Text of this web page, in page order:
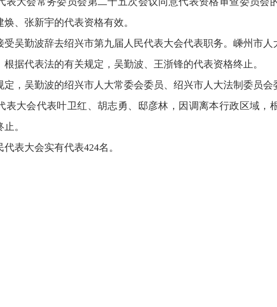
、张新宇的代表资格有效。
受吴勤波辞去绍兴市第九届人民代表大会代表职务。嵊州市
据代表法的有关规定，吴勤波、王浙锋的代表资格终止。
，吴勤波的绍兴市人大常委会委员、绍兴市人大法制委员会
表大会代表叶卫红、胡志勇、邸彦林，因调离本行政区域，
。
表大会实有代表424名。